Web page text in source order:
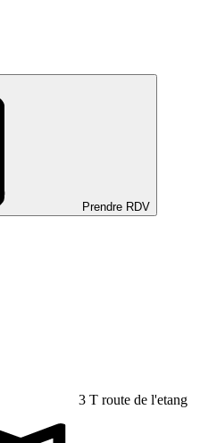
Prendre RDV
3 T route de l'etang